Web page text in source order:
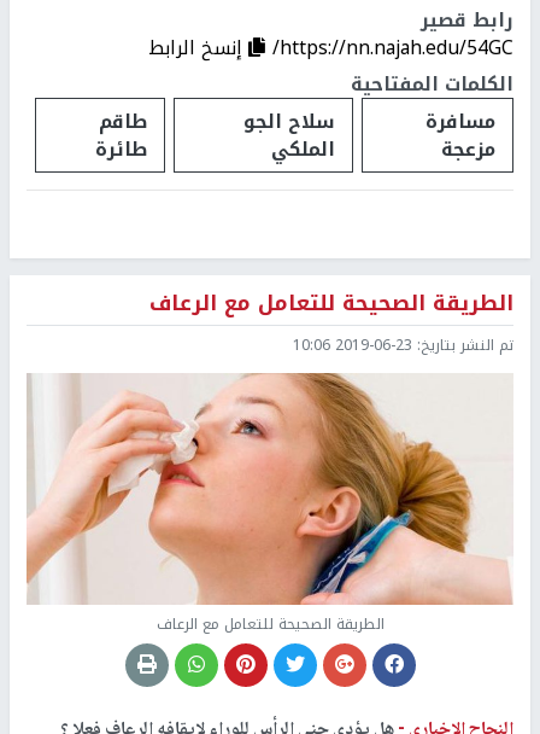
رابط قصير
https://nn.najah.edu/54GC/
إنسخ الرابط
الكلمات المفتاحية
مسافرة
مزعجة
سلاح الجو
الملكي
طاقم
طائرة
الطريقة الصحيحة للتعامل مع الرعاف
تم النشر بتاريخ: 2019-06-23 10:06
الطريقة الصحيحة للتعامل مع الرعاف